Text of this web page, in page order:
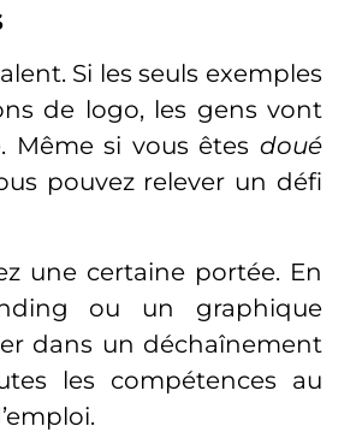
Si les seuls exemples
de logo, les gens vont
Même si vous êtes doué
pouvez relever un défi
une certaine portée. En
ou un graphique
dans un déchaînement
les compétences au